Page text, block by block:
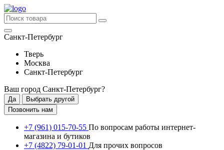
Санкт-Петербург
Тверь
Москва
Санкт-Петербург
Ваш город Санкт-Петербург?
Да
Выбрать другой
Позвонить нам
+7 (961) 015-70-55 По вопросам работы интернет-
магазина и бутиков
+7 (4822) 79-01-01 Для прочих вопросов